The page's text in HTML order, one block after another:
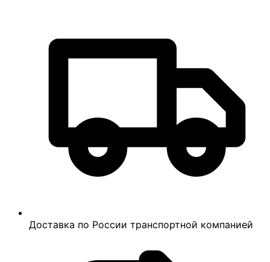
Доставка по России транспортной компанией